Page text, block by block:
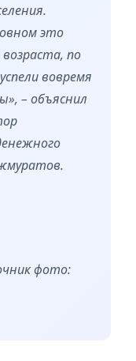
это
по
вовремя
– объяснил
фото: